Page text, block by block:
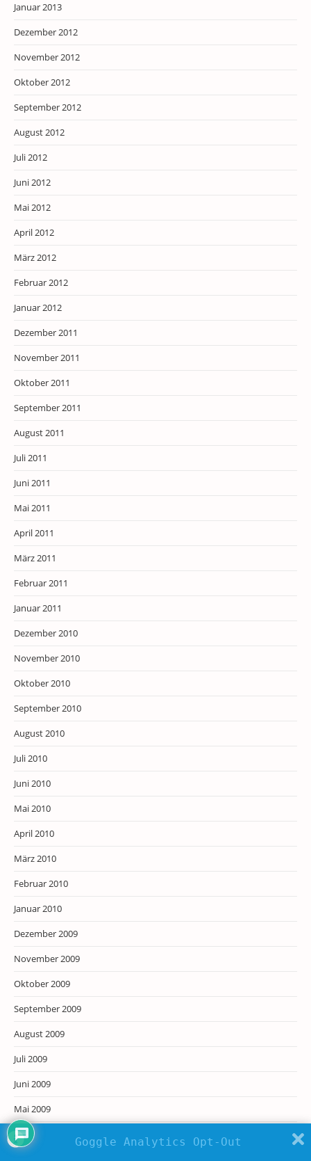
Januar 2013
Dezember 2012
November 2012
Oktober 2012
September 2012
August 2012
Juli 2012
Juni 2012
Mai 2012
April 2012
März 2012
Februar 2012
Januar 2012
Dezember 2011
November 2011
Oktober 2011
September 2011
August 2011
Juli 2011
Juni 2011
Mai 2011
April 2011
März 2011
Februar 2011
Januar 2011
Dezember 2010
November 2010
Oktober 2010
September 2010
August 2010
Juli 2010
Juni 2010
Mai 2010
April 2010
März 2010
Februar 2010
Januar 2010
Dezember 2009
November 2009
Oktober 2009
September 2009
August 2009
Juli 2009
Juni 2009
Mai 2009
April 2009
Goggle Analytics Opt-Out